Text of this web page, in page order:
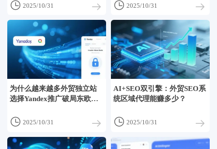
 2025/10/31  2025/10/31
为什么越来越多外贸独立站
选择Yandex推广破局东欧市
 2025/10/31
AI+SEO双引擎：外贸SEO系
统区域代理能赚多少？
 2025/10/31